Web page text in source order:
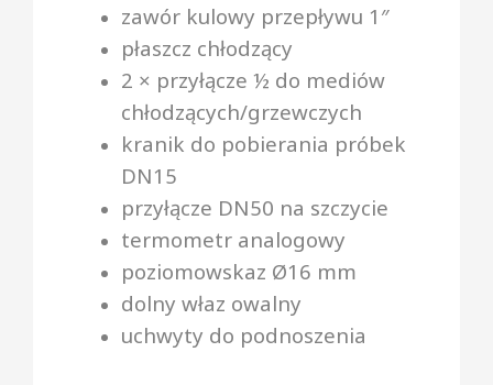
zawór kulowy przepływu 1″
płaszcz chłodzący
2 × przyłącze ½ do mediów
chłodzących/grzewczych
kranik do pobierania próbek
DN15
przyłącze DN50 na szczycie
termometr analogowy
poziomowskaz Ø16 mm
dolny właz owalny
uchwyty do podnoszenia